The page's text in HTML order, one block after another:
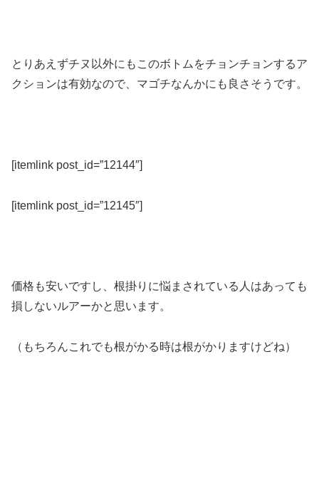
とりあえずチヌ以外にもこのボトムをチョンチョンするア
クションは有効なので、マゴチなんかにも良さそうです。
[itemlink post_id=”12144″]
[itemlink post_id=”12145″]
価格も安いですし、根掛りに悩まされている人はあっても
損しないルアーかと思います。
（もちろんこれでも根がかる時は根がかりますけどね）